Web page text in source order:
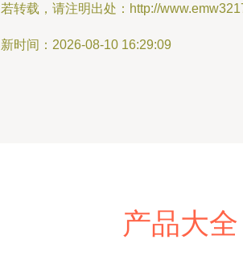
转载，请注明出处：http://
时间：2026-08-10 16:29:09
产品大全